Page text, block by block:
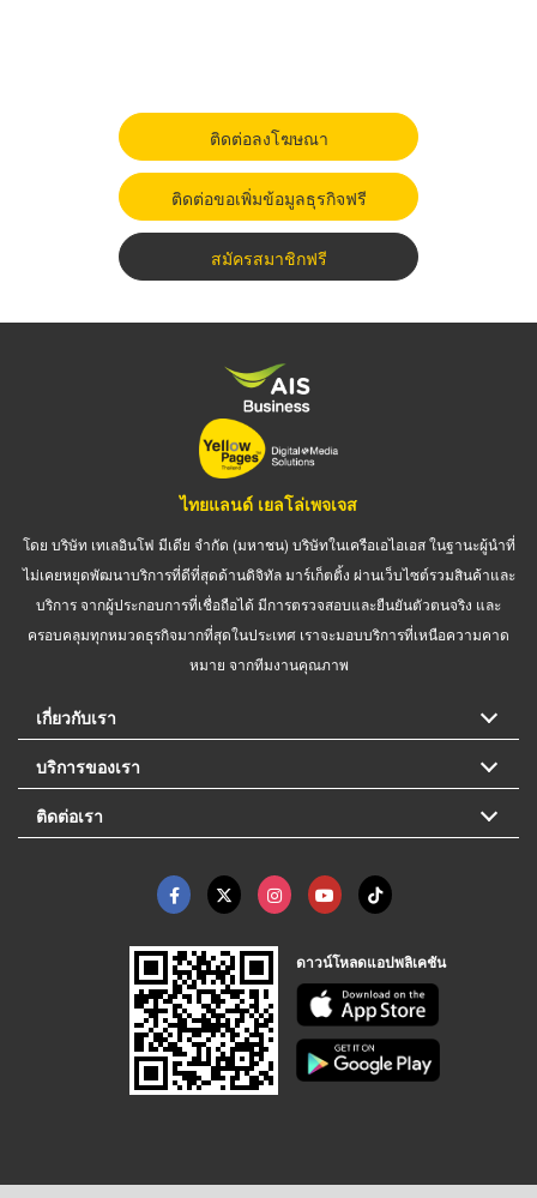
ติดต่อลงโฆษณา
ติดต่อขอเพิ่มข้อมูลธุรกิจฟรี
สมัครสมาชิกฟรี
ไทยแลนด์ เยลโล่เพจเจส
โดย บริษัท เทเลอินโฟ มีเดีย จำกัด (มหาชน) บริษัทในเครือเอไอเอส ในฐานะผู้นำที่
ไม่เคยหยุดพัฒนาบริการที่ดีที่สุดด้านดิจิทัล มาร์เก็ตติ้ง ผ่านเว็บไซต์รวมสินค้าและ
บริการ จากผู้ประกอบการที่เชื่อถือได้ มีการตรวจสอบและยืนยันตัวตนจริง และ
ครอบคลุมทุกหมวดธุรกิจมากที่สุดในประเทศ เราจะมอบบริการที่เหนือความคาด
หมาย จากทีมงานคุณภาพ
เกี่ยวกับเรา
บริการของเรา
ติดต่อเรา
ดาวน์โหลดแอปพลิเคชัน